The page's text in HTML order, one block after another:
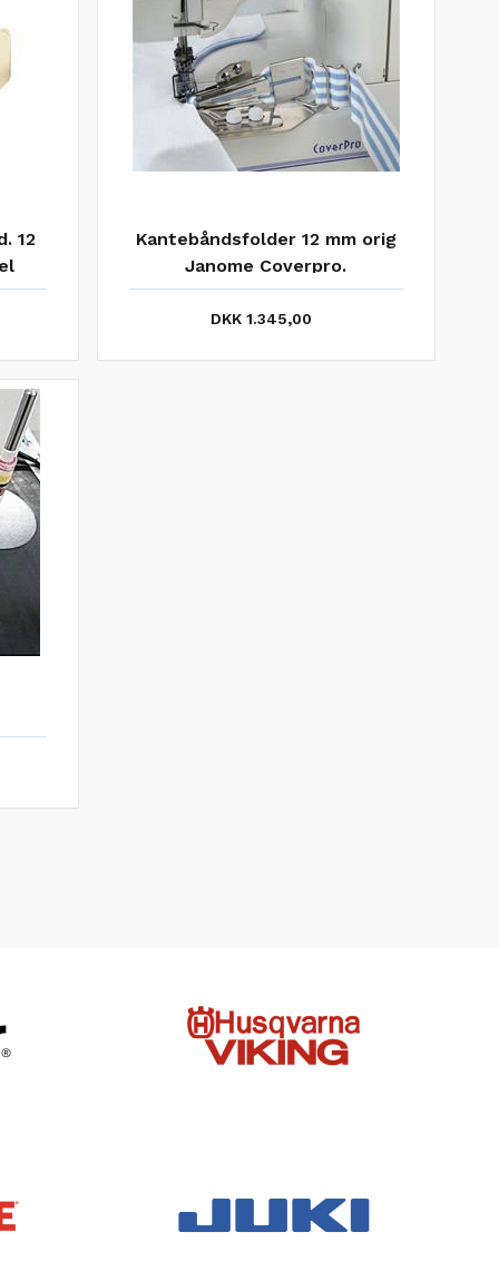
12
Kantebåndsfolder 12 mm orig
Janome Coverpro.
DKK 1.345,00